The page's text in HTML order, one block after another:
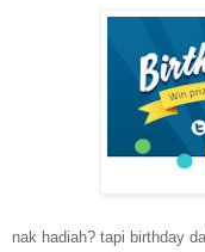
nak hadiah? tapi birthday